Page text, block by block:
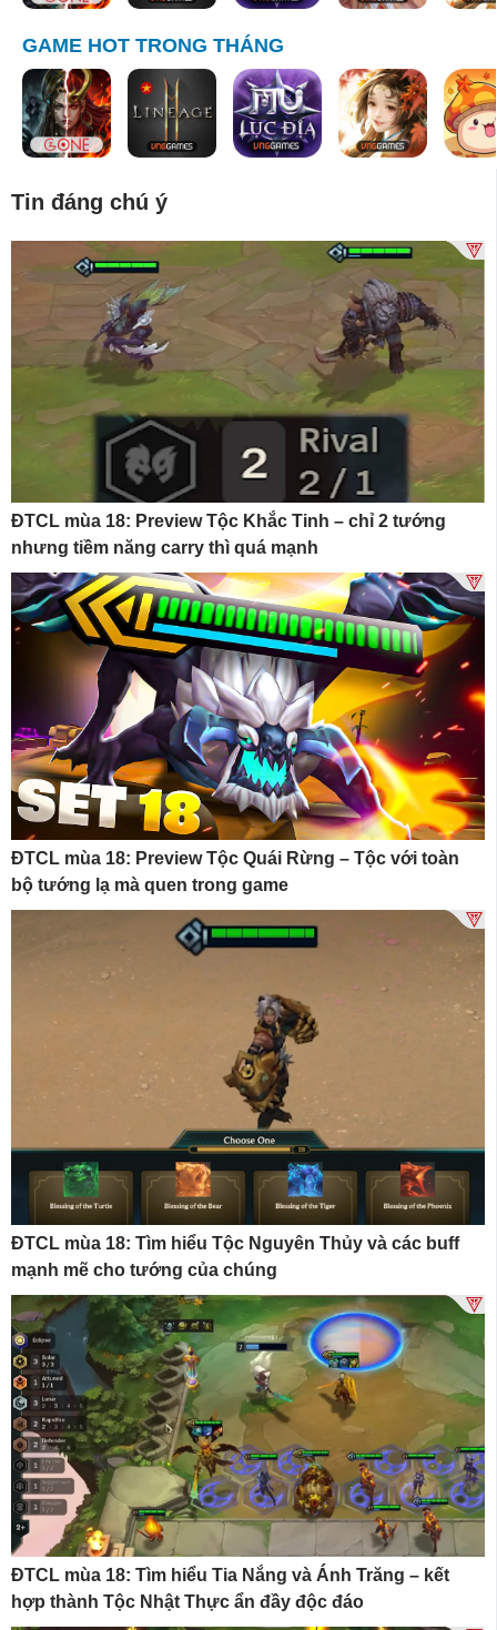
GAME HOT TRONG THÁNG
Tin đáng chú ý
ĐTCL mùa 18: Preview Tộc Khắc Tinh – chỉ 2 tướng
nhưng tiềm năng carry thì quá mạnh
ĐTCL mùa 18: Preview Tộc Quái Rừng – Tộc với toàn
bộ tướng lạ mà quen trong game
ĐTCL mùa 18: Tìm hiểu Tộc Nguyên Thủy và các buff
mạnh mẽ cho tướng của chúng
ĐTCL mùa 18: Tìm hiểu Tia Nắng và Ánh Trăng – kết
hợp thành Tộc Nhật Thực ẩn đầy độc đáo